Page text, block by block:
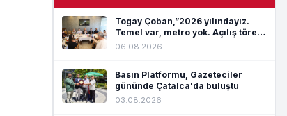
Togay Çoban,”2026 yılındayız.
Temel var, metro yok. Açılış töreni
var, hizmet yok”
06.08.2026
Basın Platformu, Gazeteciler
gününde Çatalca'da buluştu
03.08.2026